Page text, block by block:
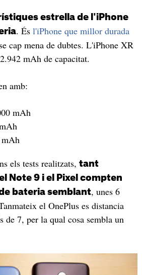
estrella de l'iPhone
. És l'iPhone que millor durada
cap mena de dubtes. L'iPhone XR
mAh de capacitat.
amb:
mAh
mAh
els tests realitzats, tant
Note 9 i el Pixel compten
bateria semblant, unes 6
el OnePlus es distancia
de 7, per la qual cosa sembla un